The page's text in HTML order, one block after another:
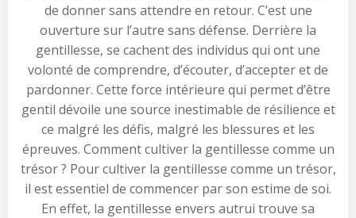
de donner sans attendre en retour. C’est une
ouverture sur l’autre sans défense. Derrière la
gentillesse, se cachent des individus qui ont une
volonté de comprendre, d’écouter, d’accepter et de
pardonner. Cette force intérieure qui permet d’être
gentil dévoile une source inestimable de résilience et
ce malgré les défis, malgré les blessures et les
épreuves. Comment cultiver la gentillesse comme un
trésor ? Pour cultiver la gentillesse comme un trésor,
il est essentiel de commencer par son estime de soi.
En effet, la gentillesse envers autrui trouve sa